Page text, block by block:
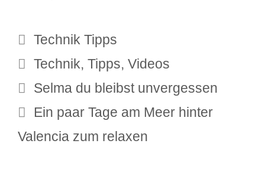
Kategorien
Technik Tipps
Schlagwörter
Technik, Tipps, Videos
Selma du bleibst unvergessen
Ein paar Tage am Meer hinter
Valencia zum relaxen